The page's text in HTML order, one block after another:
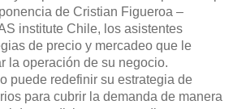
de Cristian Figueroa –
institute Chile, los asistentes
de precio y mercadeo que le
la operación de su negocio.
puede redefinir su estrategia de
para cubrir la demanda de manera